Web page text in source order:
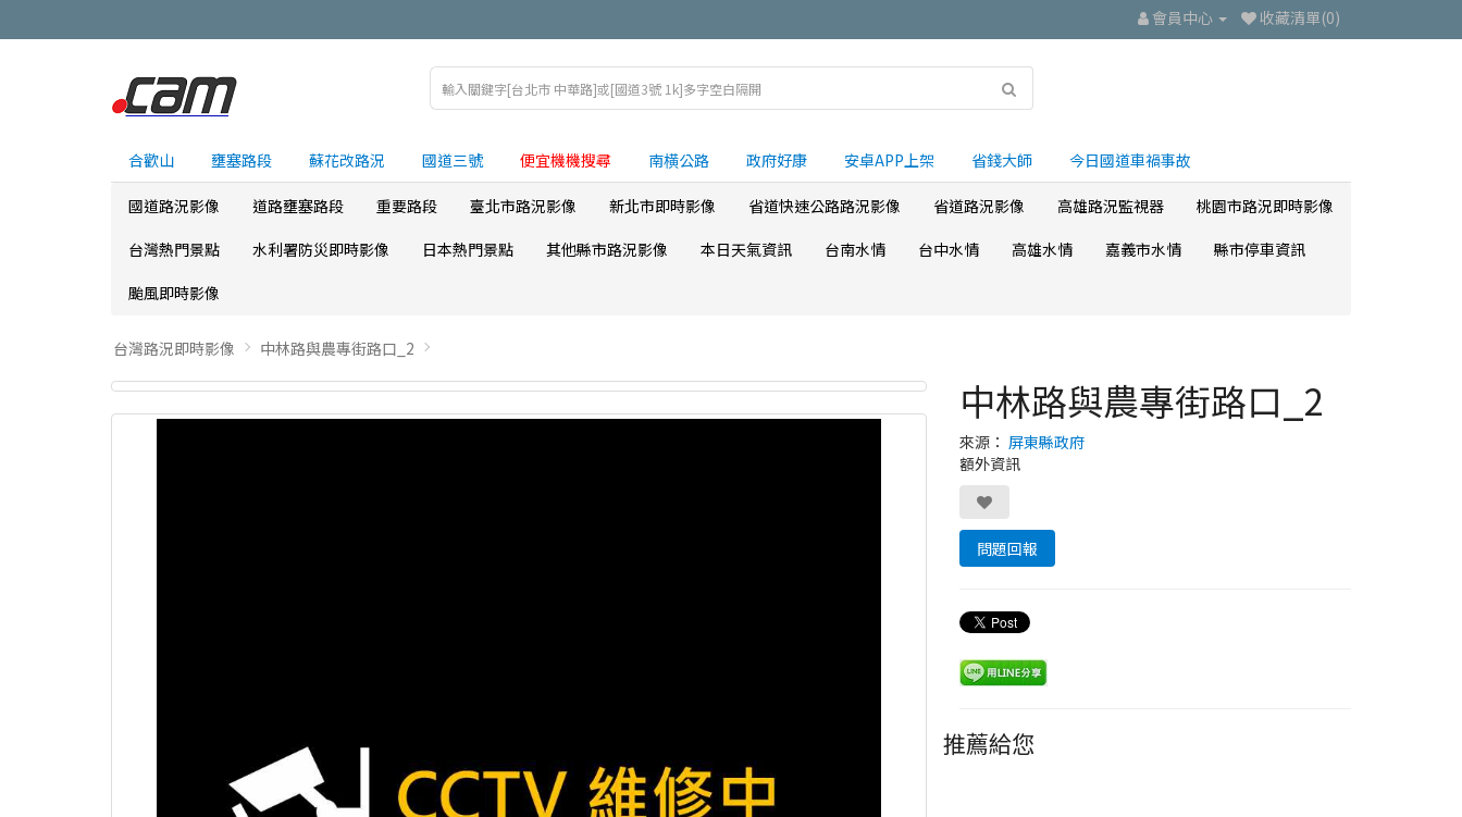
會員中心 收藏清單(0)
合歡山 壅塞路段 蘇花改路況 國道三號 便宜機機搜尋 南横公路 政府好康 安卓APP上架 省錢大師 今日國道車禍事故
國道路況影像 道路壅塞路段 重要路段 臺北市路況影像 新北市即時影像 省道快速公路路況影像 省道路況影像 高雄路況監視器
桃園市路況即時影像
台灣熱門景點
水利署防災即時影像 日本熱門景點 其他縣市路況影像 本日天氣資訊 台南水情 台中水情 高雄水情 嘉義市水情
縣市停車資訊
颱風即時影像
台灣路況即時影像 中林路與農專街路口_2
中林路與農專街路口_2
來源： 屏東縣政府
額外資訊
問題回報
推薦給您